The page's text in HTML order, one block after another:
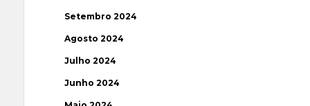
Setembro 2024
Agosto 2024
Julho 2024
Junho 2024